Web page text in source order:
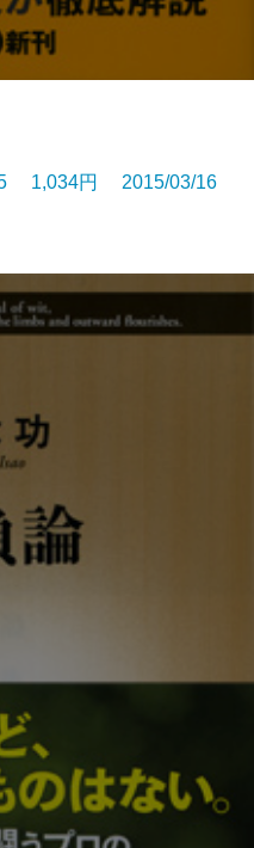
5 1,034円 2015/03/16